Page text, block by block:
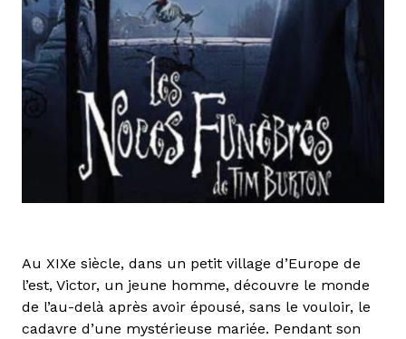
Au XIXe siècle, dans un petit village d’Europe de
l’est, Victor, un jeune homme, découvre le monde
de l’au-delà après avoir épousé, sans le vouloir, le
cadavre d’une mystérieuse mariée. Pendant son